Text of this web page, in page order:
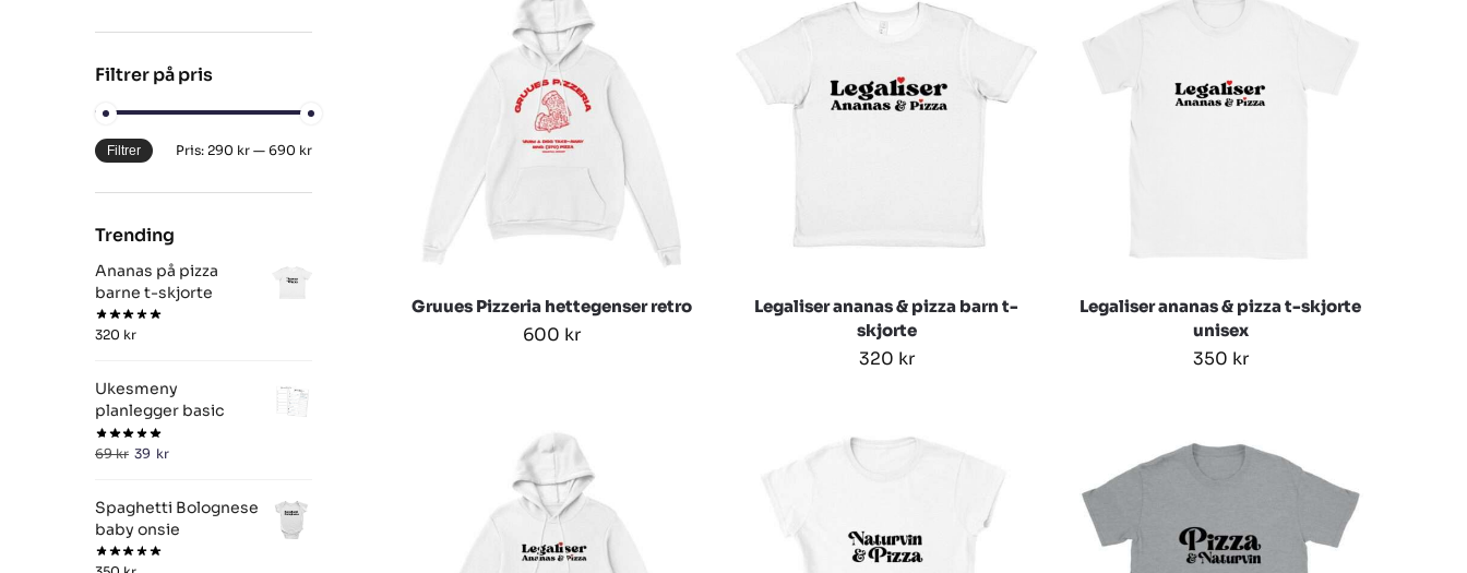
Gruues Pizzeria hettegenser retro
600 kr
Legaliser ananas & pizza barn t-
skjorte
320 kr
Legaliser ananas & pizza t-skjorte
unisex
350 kr
Filtrer på pris
Filtrer Pris: 290 kr— 690 kr
Trending
Ananas på pizza
barne t-skjorte
320 kr
Ukesmeny
planlegger basic
69kr 39 kr
Spaghetti Bolognese
baby onsie